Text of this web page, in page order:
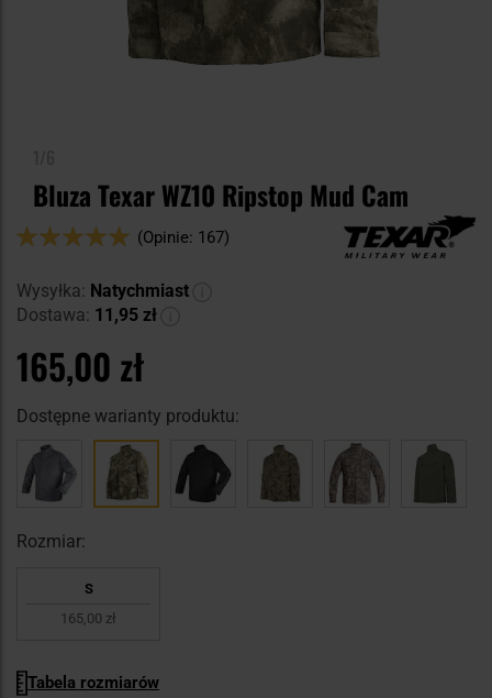
Bluza Texar WZ10 Ripstop Mud Cam
Ocena:
(Opinie: 167)
Wysyłka: Natychmiast
Dostawa: 11,95 zł
165,00 zł
Dostępne warianty produktu:
Rozmiar:
S
165,00 zł
Tabela rozmiarów